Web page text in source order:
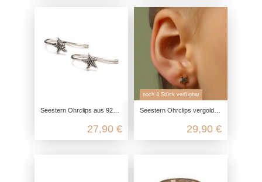
Seestern Ohrclips aus 925 Sterling Silber
27,90 €
noch 4 Stück verfügbar
Seestern Ohrclips vergoldet aus 925 Sterling Silber
29,90 €